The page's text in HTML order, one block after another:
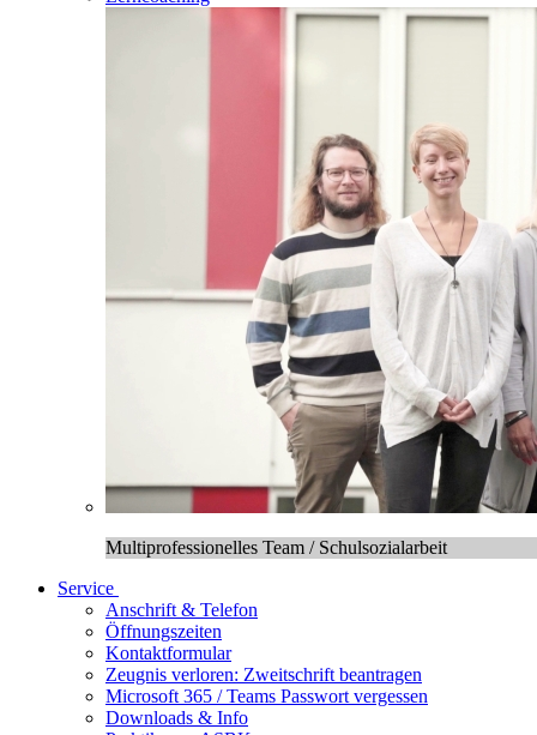
Multiprofessionelles Team / Schulsozialarbeit
Service
Anschrift & Telefon
Öffnungszeiten
Kontaktformular
Zeugnis verloren: Zweitschrift beantragen
Microsoft 365 / Teams Passwort vergessen
Downloads & Info